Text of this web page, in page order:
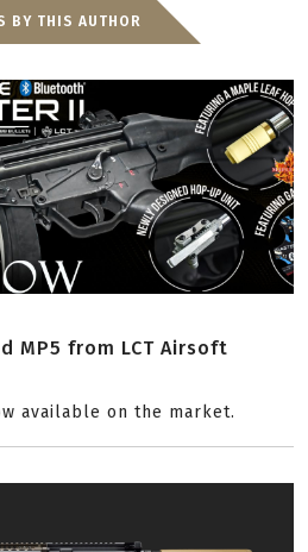
BY THIS AUTHOR
MP5 from LCT Airsoft
available on the market.